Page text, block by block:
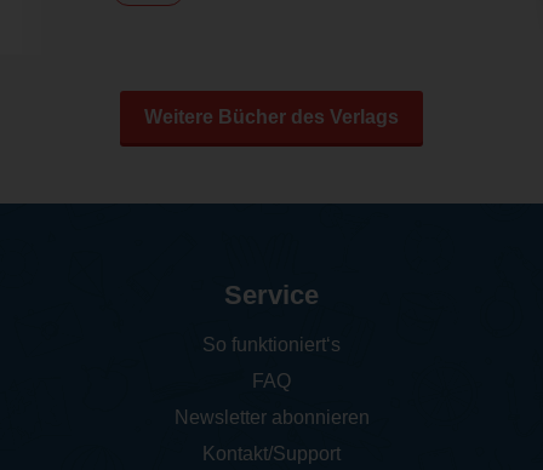
Weitere Bücher des Verlags
Service
So funktioniert‘s
FAQ
Newsletter abonnieren
Kontakt/Support